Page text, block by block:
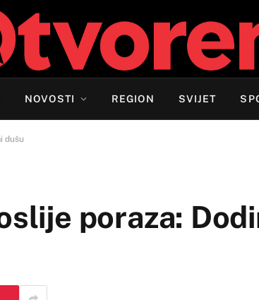
NOVOSTI REGION SVIJET
dušu
poraza: